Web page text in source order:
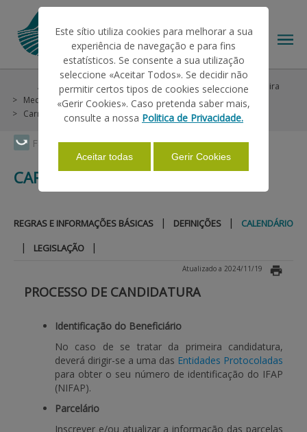
Faça Swipe para ver o menu
O IFAP
AJUDAS/APOIOS
INFORMAÇÕES
ESTATÍSTICAS
PAGAMENTOS
APOIO AO BENEFICIÁRIO
Entrar / Registar
Ajudas/Apoios Ajudas no Pedido Único
POSEI Madeira
Medida 2 - Fileiras Agropecuárias (Animais)
Carne - Abate de Bovinos
Calendário
CARNE - ABATE DE BOVINOS
REGRAS E INFORMAÇÕES BÁSICAS | DEFINIÇÕES | CALENDÁRIO
| LEGISLAÇÃO |
Atualizado a 2024/11/19
PROCESSO DE CANDIDATURA
Identificação do Beneficiário
No caso de se tratar da primeira candidatura,
deverá dirigir-se a uma das Entidades Protocoladas
para obter o seu número de identificação do IFAP
(NIFAP).
Parcelário
Inscrever e/ou atualizar a informação das parcelas
Este sítio utiliza cookies para melhorar a sua
experiência de navegação e para fins
estatísticos. Se consente a sua utilização
seleccione «Aceitar Todos». Se decidir não
permitir certos tipos de cookies seleccione
«Gerir Cookies». Caso pretenda saber mais,
consulte a nossa Politica de Privacidade.
Aceitar todas Gerir Cookies